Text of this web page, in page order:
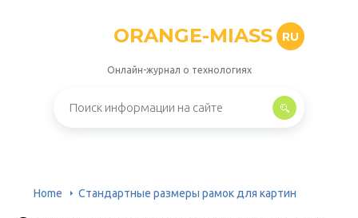
ORANGE-MIASS RU
Онлайн-журнал о технологиях
Home Стандартные размеры рамок для картин